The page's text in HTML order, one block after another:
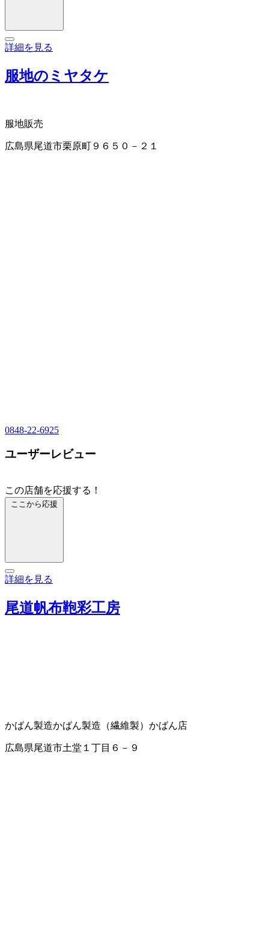
詳細を見る
服地のミヤタケ
服地販売
広島県尾道市栗原町９６５０－２１
0848-22-6925
ユーザーレビュー
この店舗を応援する！
ここから応援
詳細を見る
尾道帆布鞄彩工房
かばん製造かばん製造（繊維製） かばん店
広島県尾道市土堂１丁目６－９